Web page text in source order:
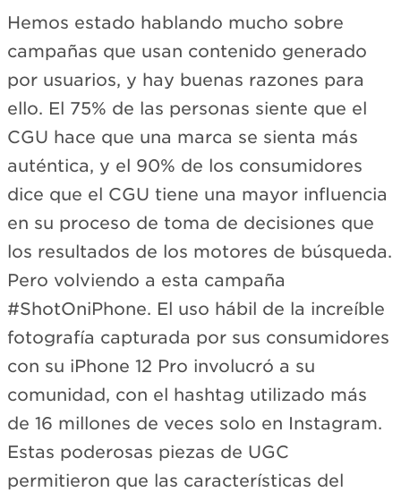
Hemos estado hablando mucho sobre
campañas que usan contenido generado
por usuarios, y hay buenas razones para
ello. El 75% de las personas siente que el
CGU hace que una marca se sienta más
auténtica, y el 90% de los consumidores
dice que el CGU tiene una mayor influencia
en su proceso de toma de decisiones que
los resultados de los motores de búsqueda.
Pero volviendo a esta campaña
#ShotOniPhone. El uso hábil de la increíble
fotografía capturada por sus consumidores
con su iPhone 12 Pro involucró a su
comunidad, con el hashtag utilizado más
de 16 millones de veces solo en Instagram.
Estas poderosas piezas de UGC
permitieron que las características del